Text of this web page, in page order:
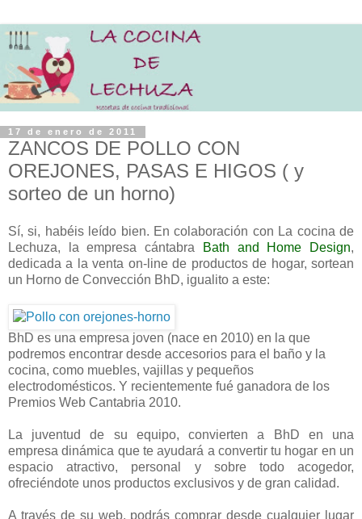
17 de enero de 2011
ZANCOS DE POLLO CON
OREJONES, PASAS E HIGOS ( y
sorteo de un horno)
Sí, si, habéis leído bien. En colaboración con La cocina de
Lechuza, la empresa cántabra
Bath and Home Design,
dedicada a la venta on-line de productos de hogar, sortean
un Horno de Convección BhD, igualito a este:
BhD es una empresa joven (nace en 2010) en la que
podremos encontrar desde accesorios para el baño y la
cocina, como muebles, vajillas y pequeños
electrodomésticos. Y recientemente fué ganadora de los
Premios Web Cantabria 2010.
La juventud de su equipo, convierten a BhD en una
empresa dinámica que te ayudará a convertir tu hogar en un
espacio atractivo, personal y sobre todo acogedor,
ofreciéndote unos productos exclusivos y de gran calidad.
A través de su web, podrás comprar desde cualquier lugar